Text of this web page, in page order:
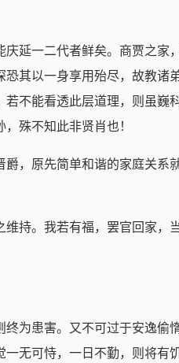
延一二代者鲜矣。商贾之家
其以一身享用殆尽，故教诸
不能看透此层道理，则虽巍
殊不知此非贤肖也！
，原先简单和谐的家庭关系
持。我若有福，罢官回家，
为患害。又不可过于安逸偷
无可恃，一日不勤，则将有